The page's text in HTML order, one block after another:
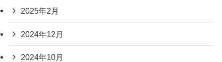
2025年2月
2024年12月
2024年10月